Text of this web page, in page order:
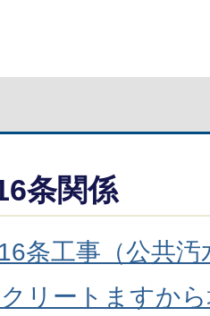
条関係
条工事（公共
リートますか